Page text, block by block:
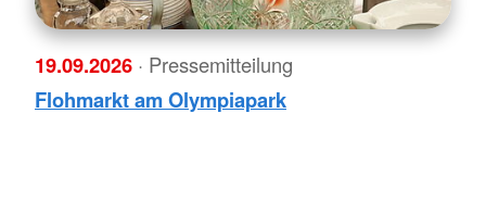
19.09.2026 · Pressemitteilung
Flohmarkt am Olympiapark